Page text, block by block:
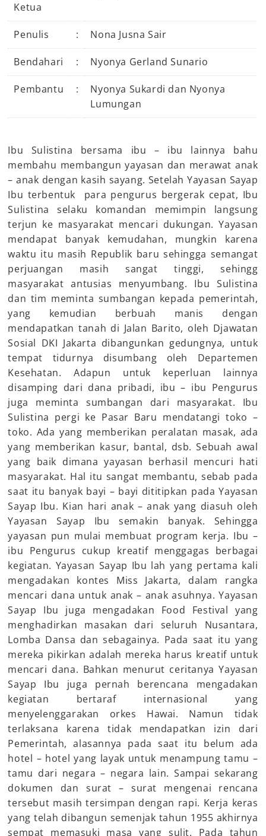
Ketua
Penulis : Nona Jusna Sair
Bendahari : Nyonya Gerland Sunario
Pembantu :
Nyonya Sukardi dan Nyonya
Lumungan
Ibu Sulistina bersama ibu – ibu lainnya bahu
membahu membangun yayasan dan merawat anak
– anak dengan kasih sayang. Setelah Yayasan Sayap
Ibu terbentuk para pengurus bergerak cepat, Ibu
Sulistina selaku komandan memimpin langsung
terjun ke masyarakat mencari dukungan. Yayasan
mendapat banyak kemudahan, mungkin karena
waktu itu masih Republik baru sehingga semangat
perjuangan masih sangat tinggi, sehingg
masyarakat antusias menyumbang. Ibu Sulistina
dan tim meminta sumbangan kepada pemerintah,
yang kemudian berbuah manis dengan
mendapatkan tanah di Jalan Barito, oleh Djawatan
Sosial DKI Jakarta dibangunkan gedungnya, untuk
tempat tidurnya disumbang oleh Departemen
Kesehatan. Adapun untuk keperluan lainnya
disamping dari dana pribadi, ibu – ibu Pengurus
juga meminta sumbangan dari masyarakat. Ibu
Sulistina pergi ke Pasar Baru mendatangi toko –
toko. Ada yang memberikan peralatan masak, ada
yang memberikan kasur, bantal, dsb. Sebuah awal
yang baik dimana yayasan berhasil mencuri hati
masyarakat. Hal itu sangat membantu, sebab pada
saat itu banyak bayi – bayi dititipkan pada Yayasan
Sayap Ibu. Kian hari anak – anak yang diasuh oleh
Yayasan Sayap Ibu semakin banyak. Sehingga
yayasan pun mulai membuat program kerja. Ibu –
ibu Pengurus cukup kreatif menggagas berbagai
kegiatan. Yayasan Sayap Ibu lah yang pertama kali
mengadakan kontes Miss Jakarta, dalam rangka
mencari dana untuk anak – anak asuhnya. Yayasan
Sayap Ibu juga mengadakan Food Festival yang
menghadirkan masakan dari seluruh Nusantara,
Lomba Dansa dan sebagainya. Pada saat itu yang
mereka pikirkan adalah mereka harus kreatif untuk
mencari dana. Bahkan menurut ceritanya Yayasan
Sayap Ibu juga pernah berencana mengadakan
kegiatan bertaraf internasional yang
menyelenggarakan orkes Hawai. Namun tidak
terlaksana karena tidak mendapatkan izin dari
Pemerintah, alasannya pada saat itu belum ada
hotel – hotel yang layak untuk menampung tamu –
tamu dari negara – negara lain. Sampai sekarang
dokumen dan surat – surat mengenai rencana
tersebut masih tersimpan dengan rapi. Kerja keras
yang telah dibangun semenjak tahun 1955 akhirnya
sempat memasuki masa yang sulit. Pada tahun